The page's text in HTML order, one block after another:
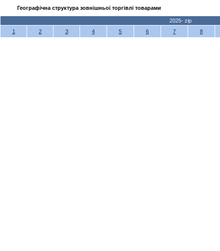
Географічна структура зовнішньої торгівлі товарами
2025- zip
1
2 3 4 5 6 7 8